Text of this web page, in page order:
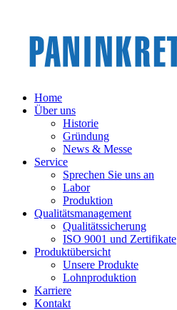
Home
Über uns
Historie
Gründung
News & Messe
Service
Sprechen Sie uns an
Labor
Produktion
Qualitätsmanagement
Qualitätssicherung
ISO 9001 und Zertifikate
Produktübersicht
Unsere Produkte
Lohnproduktion
Karriere
Kontakt